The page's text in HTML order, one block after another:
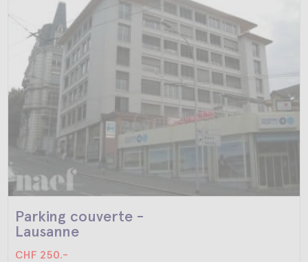
Parking couverte -
Lausanne
CHF 250.-